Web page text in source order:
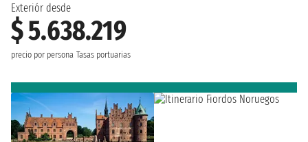
Exteriór desde
$ 5.638.219
precio por persona Tasas portuarias